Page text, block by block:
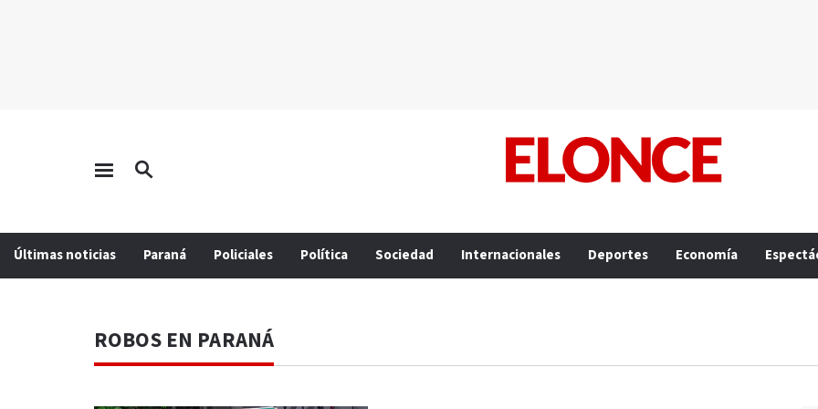
Últimas noticias Paraná Policiales Política Sociedad Internacionales Deportes Economía
ROBOS EN PARANÁ